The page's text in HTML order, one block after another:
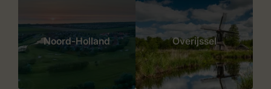
Noord-Holland Overijssel